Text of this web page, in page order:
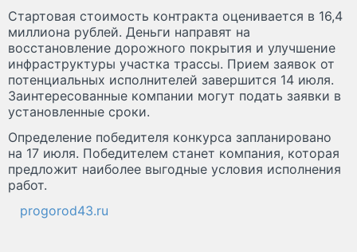
Стартовая стоимость контракта оценивается в 16,4
миллиона рублей. Деньги направят на
восстановление дорожного покрытия и улучшение
инфраструктуры участка трассы. Прием заявок от
потенциальных исполнителей завершится 14 июля.
Заинтересованные компании могут подать заявки в
установленные сроки.
Определение победителя конкурса запланировано
на 17 июля. Победителем станет компания, которая
предложит наиболее выгодные условия исполнения
работ.
progorod43.ru